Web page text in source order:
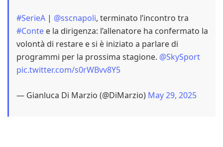
#SerieA | @sscnapoli, terminato l’incontro tra
#Conte e la dirigenza: l’allenatore ha confermato la
volontà di restare e si è iniziato a parlare di
programmi per la prossima stagione. @SkySport
pic.twitter.com/s0rWBvv8Y5
— Gianluca Di Marzio (@DiMarzio) May 29, 2025